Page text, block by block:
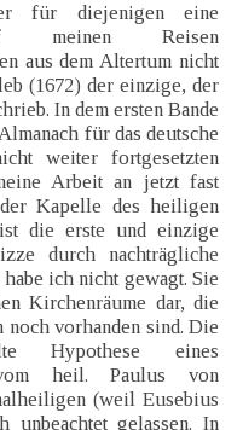
für diejenigen eine
meinen Reisen
aus dem Altertum nicht
(1672) der einzige, der
In dem ersten Bande
für das deutsche
weiter fortgesetzten
Arbeit an jetzt fast
Kapelle des heiligen
die erste und einzige
durch nachträgliche
ich nicht gewagt. Sie
Kirchenräume dar, die
noch vorhanden sind. Die
Hypothese eines
vom heil. Paulus von
(weil Eusebius
unbeachtet gelassen. In